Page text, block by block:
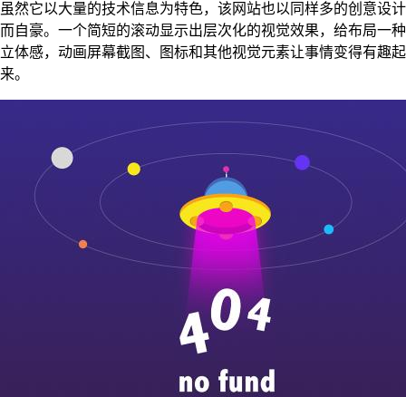
虽然它以大量的技术信息为特色，该网站也以同样多的创意设计
而自豪。一个简短的滚动显示出层次化的视觉效果，给布局一种
立体感，动画屏幕截图、图标和其他视觉元素让事情变得有趣起
来。